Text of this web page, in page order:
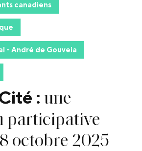
canadiens
- André de Gouveia
: une
participative
octobre 2025